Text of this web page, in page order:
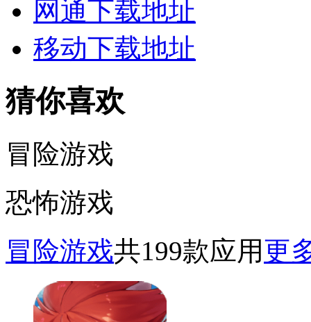
网通下载地址
移动下载地址
猜你喜欢
冒险游戏
恐怖游戏
冒险游戏共199款应用更